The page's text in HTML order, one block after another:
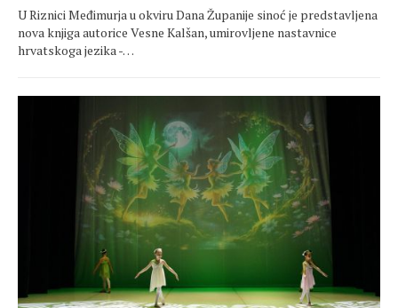
U Riznici Međimurja u okviru Dana Županije sinoć je predstavljena
nova knjiga autorice Vesne Kalšan, umirovljene nastavnice
hrvatskoga jezika -…